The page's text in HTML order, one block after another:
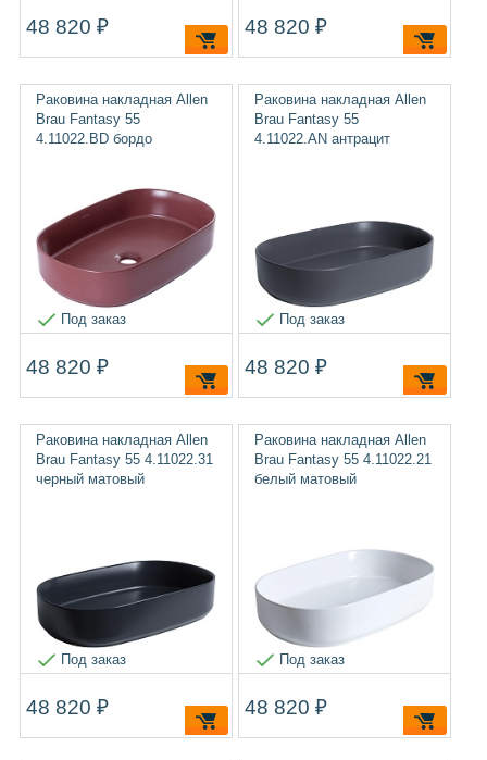
48 820 ₽ 48 820 ₽
Раковина накладная Allen
Brau Fantasy 55
4.11022.BD бордо
Под заказ
48 820 ₽
Раковина накладная Allen
Brau Fantasy 55
4.11022.AN антрацит
Под заказ
48 820 ₽
Раковина накладная Allen
Brau Fantasy 55 4.11022.31
черный матовый
Под заказ
48 820 ₽
Раковина накладная Allen
Brau Fantasy 55 4.11022.21
белый матовый
Под заказ
48 820 ₽